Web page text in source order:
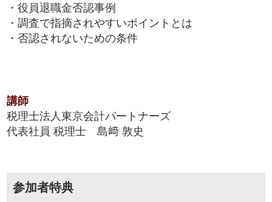
・役員退職金否認事例
・調査で指摘されやすいポイントとは
・否認されないための条件
講師
税理士法人東京会計パートナーズ
代表社員 税理士 島﨑 敦史
参加者特典